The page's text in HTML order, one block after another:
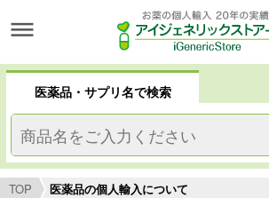
医薬品・サプリ名で検索
TOP 医薬品の個人輸入について